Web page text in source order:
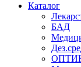
Каталог
БАД